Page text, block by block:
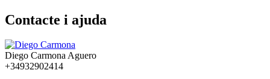
Contacte i ajuda
Diego Carmona Aguero
+34932902414